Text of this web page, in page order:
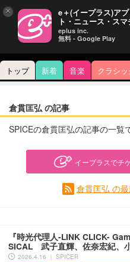
トップ 新着 音楽 クラシッ
倉貫匡弘 の記事
SPICEの倉貫匡弘の記事の一覧
イープラスでチ
倉貫匡弘 の
『時光代理人-LINK CLICK-
SICAL 武子直輝、佐奈宏紀、
2026.4.16 ｜ SPICER
× e＋(イープラス)ア
ト・ニュース・ス
eplus inc.
無料 - Google Play